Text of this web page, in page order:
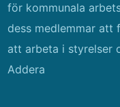
för kommunala
dess medlemmar
att arbeta i styrelser
Addera